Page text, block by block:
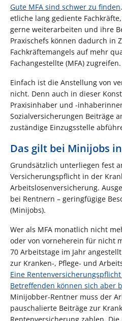
Gute MFA sind schwer zu finden
etliche lang gediente
gerne weiterarbeiten und ihre
Praxischefs können dadurch in
Fachkräftemangels auf mehr
Fachangestellte (MFA) zugreifen.
Einfach ist die Anstellung von
nicht. Denn auch in dieser
Praxisinhaber und -
Sozialversicherungen Beiträge
zuständige Einzugsstelle
Das gilt bei Minijobs
Grundsätzlich unterliegen fest
Versicherungspflicht in der
Arbeitslosenversicherung.
bei Rentnern – geringfügige
(Minijobs).
Wer als MFA monatlich nicht
oder von vorneherein für nicht
70 Arbeitstage im Jahr
zur Kranken-, Pflege- und
Eine
Betreffenden können sich aber
Minijobber-Rentner muss der
pauschalierte Beiträge zur
Rentenversicherung zahlen.